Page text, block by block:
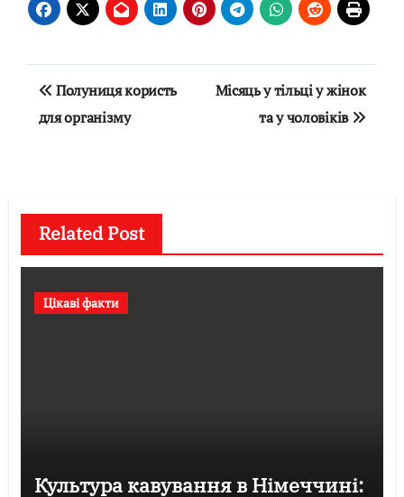
Навігація
записів
Полуниця користь
для організму
Місяць у тільці у жінок
та у чоловіків
Related Post
Цікаві факти
Культура кавування в Німеччині: